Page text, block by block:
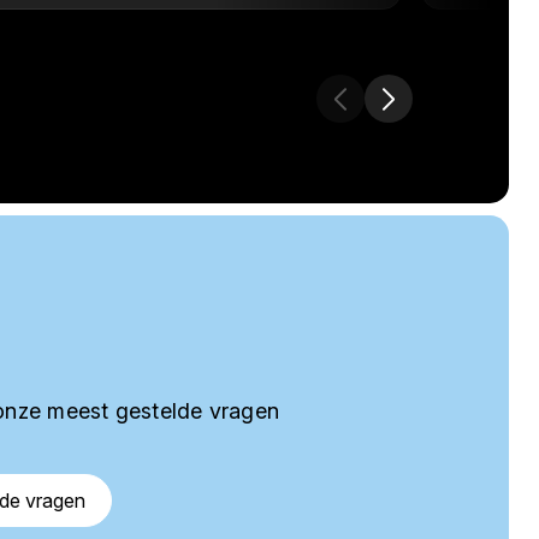
meest gestelde vragen
vragen